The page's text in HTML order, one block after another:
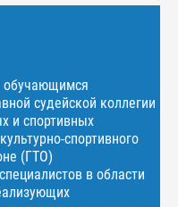
обучающимся
судейской коллегии
и спортивных
спортивного
(ГТО)
в области